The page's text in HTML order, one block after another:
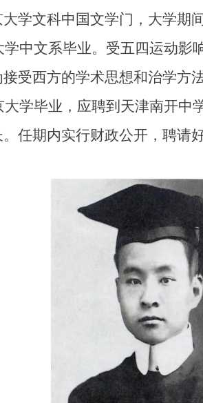
学文科中国文学门，大学期
中文系毕业。受五四运动
受西方的学术思想和治学方
学毕业，应聘到天津南开
任期内实行财政公开，聘请